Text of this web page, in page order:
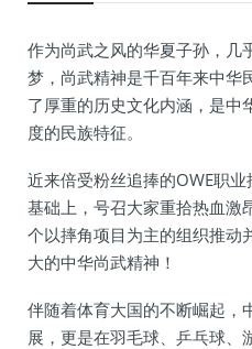
作为尚武之风的华夏子孙，几
梦，尚武精神是千百年来中华
了厚重的历史文化内涵，是中
度的民族特征。
近来倍受粉丝追捧的OWE职
基础上，号召大家重拾热血激
个以摔角项目为主的组织推动
大的中华尚武精神！
伴随着体育大国的不断崛起，
展，更是在羽毛球、乒乓球、